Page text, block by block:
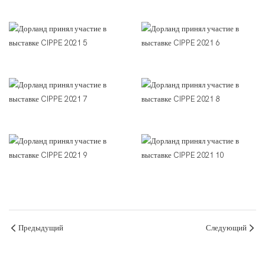
Предыдущий Следующий